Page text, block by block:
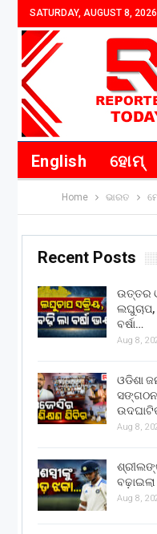
SATURDAY, AUGUST 8, 2026
English ହୋମ୍
Home ଭାରତ
Recent Posts
ଉତ୍ତର
ବର୍ଷା…
Aug 8,
ଓଡିଶା
Aug 8,
Aug 8,